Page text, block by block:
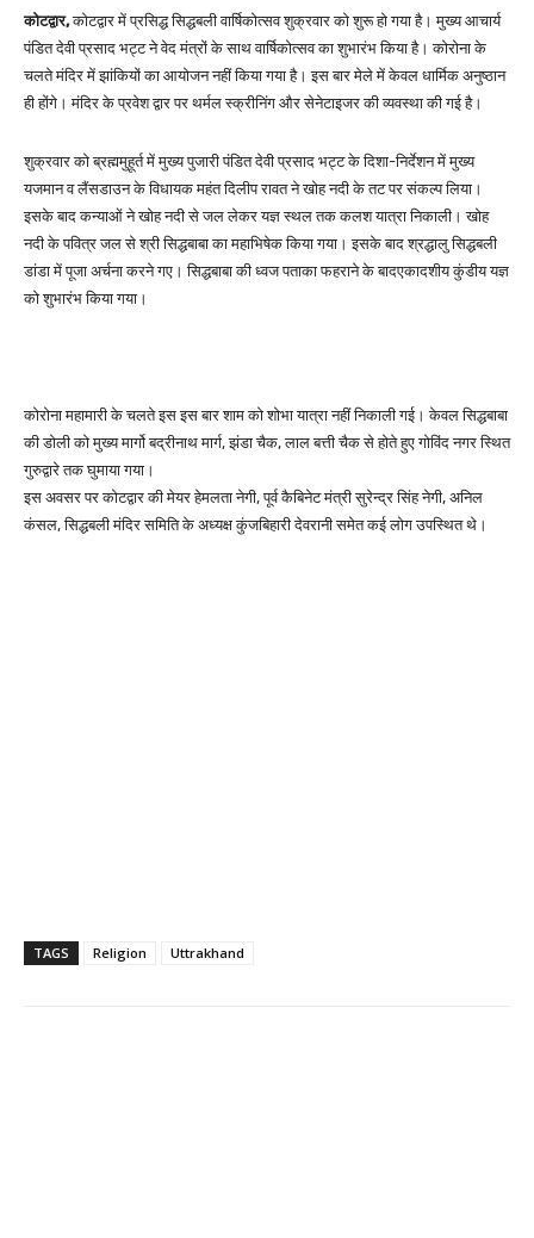
कोटद्वार,कोटद्वार में प्रसिद्ध सिद्धबली वार्षिकोत्सव शुक्रवार को शुरू हो गया है। मुख्य आचार्य
पंडित देवी प्रसाद भट्ट ने वेद मंत्रों के साथ वार्षिकोत्सव का शुभारंभ किया है। कोरोना के
चलते मंदिर में झांकियों का आयोजन नहीं किया गया है। इस बार मेले में केवल धार्मिक अनुष्ठान
ही होंगे। मंदिर के प्रवेश द्वार पर थर्मल स्क्रीनिंग और सेनेटाइजर की व्यवस्था की गई है।
शुक्रवार को ब्रह्ममुहूर्त में मुख्य पुजारी पंडित देवी प्रसाद भट्ट के दिशा-निर्देशन में मुख्य
यजमान व लैंसडाउन के विधायक महंत दिलीप रावत ने खोह नदी के तट पर संकल्प लिया।
इसके बाद कन्याओं ने खोह नदी से जल लेकर यज्ञ स्थल तक कलश यात्रा निकाली। खोह
नदी के पवित्र जल से श्री सिद्धबाबा का महाभिषेक किया गया। इसके बाद श्रद्धालु सिद्धबली
डांडा में पूजा अर्चना करने गए। सिद्धबाबा की ध्वज पताका फहराने के बादएकादशीय कुंडीय यज्ञ
को शुभारंभ किया गया।
कोरोना महामारी के चलते इस इस बार शाम को शोभा यात्रा नहीं निकाली गई। केवल सिद्धबाबा
की डोली को मुख्य मार्गो बद्रीनाथ मार्ग, झंडा चैक, लाल बत्ती चैक से होते हुए गोविंद नगर स्थित
गुरुद्वारे तक घुमाया गया।
इस अवसर पर कोटद्वार की मेयर हेमलता नेगी, पूर्व कैबिनेट मंत्री सुरेन्द्र सिंह नेगी, अनिल
कंसल, सिद्धबली मंदिर समिति के अध्यक्ष कुंजबिहारी देवरानी समेत कई लोग उपस्थित थे।
TAGS Religion Uttrakhand